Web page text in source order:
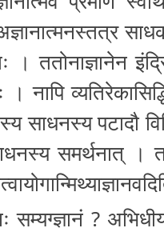
। ततोना­ज्ञा­ने­न
। नापि
सा­ध­न­स्य पटादौ
स­म­र्थ­ना­त् ।
स­म्य­ग्ज्ञा­नं ?